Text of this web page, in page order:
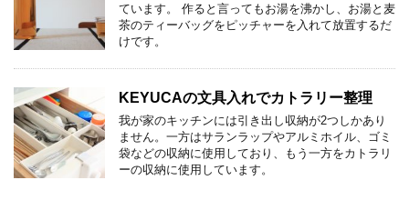
ています。 作ると言ってもお湯を沸かし、お湯と麦
茶のティーバッグをピッチャーを入れて放置するだ
けです。
KEYUCAの文具入れでカトラリー整理
我が家のキッチンには引き出し収納が2つしかあり
ません。一方はサランラップやアルミホイル、ゴミ
袋などの収納に使用しており、もう一方をカトラリ
ーの収納に使用しています。